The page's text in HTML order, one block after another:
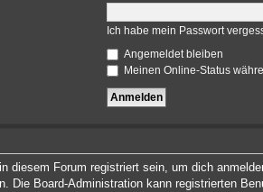
Ich habe mein Passwort
Angemeldet bleiben
Meinen Online-Status
diesem Forum registriert sein, um dich
Die Board-Administration kann registrierten